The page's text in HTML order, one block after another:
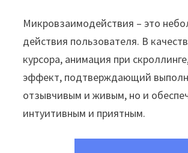
Микровзаимодействия – это
действия пользователя. В
курсора, анимация при
эффект, подтверждающий
отзывчивым и живым, но и
интуитивным и приятным.